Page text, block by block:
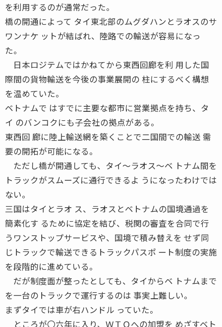
を利用するのが通常だった。
橋の開通によって タイ東北部のムグダハンとラオスのサ
ワンナケ ットが結ばれ、陸路での輸送が容易になっ
た。
日本ロジテムではかねてから東西回廊を利 用した国
際間の貨物輸送を今後の事業展開の 柱にするべく構想
を温めていた。
ベトナムで はすでに主要な都市に営業拠点を持ち、タ
イ のバンコクにも子会社の拠点がある。
東西回 廊に陸上輸送網を築くことで二国間での輸送 需
要の開拓が可能になる。
ただし橋が開通しても、タイ〜ラオス〜ベ トナム間を
トラックがスムーズに通行できるよ うになったわけでは
ない。
三国はタイとラオ ス、ラオスとベトナムの国境通過を
簡素化す るために協定を結び、税関の審査を合同で行
うワンストップサービスや、国境で積み替えを せず同
じトラックで輸送できるトラックパスポ ート制度の実施
を段階的に進めている。
だが制度面が整ったとしても、タイからベ トナムまで
を一台のトラックで運行するのは 事実上難しい。
まずタイでは車が右ハンドル っていた。
ところが〇六年に入り、ＷＴＯへの加盟を めざすベト